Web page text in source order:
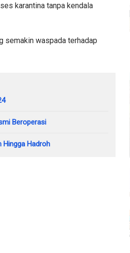
karantina tanpa kendala
semakin waspada terhadap
Beroperasi
Hingga Hadroh